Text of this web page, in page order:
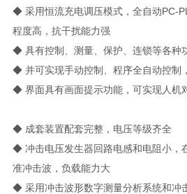
◆ 采用恒流充电调压模式，全自动PC-
程度高，抗干扰能力强
◆ 具有控制、测量、保护、连锁等各种
◆ 并可实现手动控制、程序全自动控制
◆ 界面具有画面提示功能，可实现人机
◆ 成套装置配套完整，电压等级齐全
◆ 冲击电压发生器回路电感和电阻小，
准冲击波，负载能力大
◆ 采用冲击波形数字测量分析系统和冲